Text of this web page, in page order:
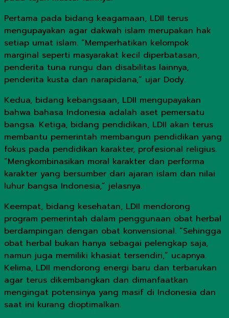
Pertama pada bidang keagamaan, LDII terus
mengupayakan agar dakwah islam merupakan hak
setiap umat islam. “Memperhatikan kelompok
marginal seperti masyarakat kecil diperbatasan,
penderita tuna rungu dan disabilitas lainnya,
penderita kusta dan narapidana,” ujar Dody.
Kedua, bidang kebangsaan, LDII mengupayakan
bahwa bahasa Indonesia adalah aset pemersatu
bangsa. Ketiga, bidang pendidikan, LDII akan terus
membantu pemerintah membangun pendidikan yang
fokus pada pendidikan karakter, profesional religius.
“Mengkombinasikan moral karakter dan performa
karakter yang bersumber dari ajaran islam dan nilai
luhur bangsa Indonesia,” jelasnya.
Keempat, bidang kesehatan, LDII mendorong
program pemerintah dalam penggunaan obat herbal
berdampingan dengan obat konvensional. “Sehingga
obat herbal bukan hanya sebagai pelengkap saja,
namun juga memiliki khasiat tersendiri,” ucapnya.
Kelima, LDII mendorong energi baru dan terbarukan
agar terus dikembangkan dan dimanfaatkan
mengingat potensinya yang masif di Indonesia dan
saat ini kurang dioptimalkan.